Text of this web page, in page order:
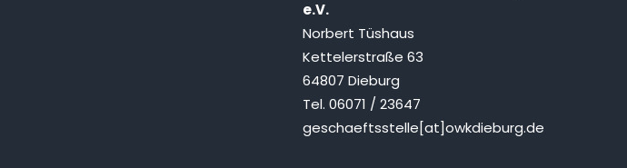
e.V.
Norbert Tüshaus
Kettelerstraße 63
64807 Dieburg
Tel. 06071 / 23647
geschaeftsstelle[at]owkdieburg.de